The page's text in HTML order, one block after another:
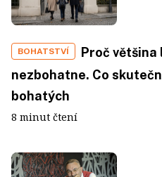
BOHATSTVÍ
Proč
nezbohatne. Co
bohatých
8 minut čtení